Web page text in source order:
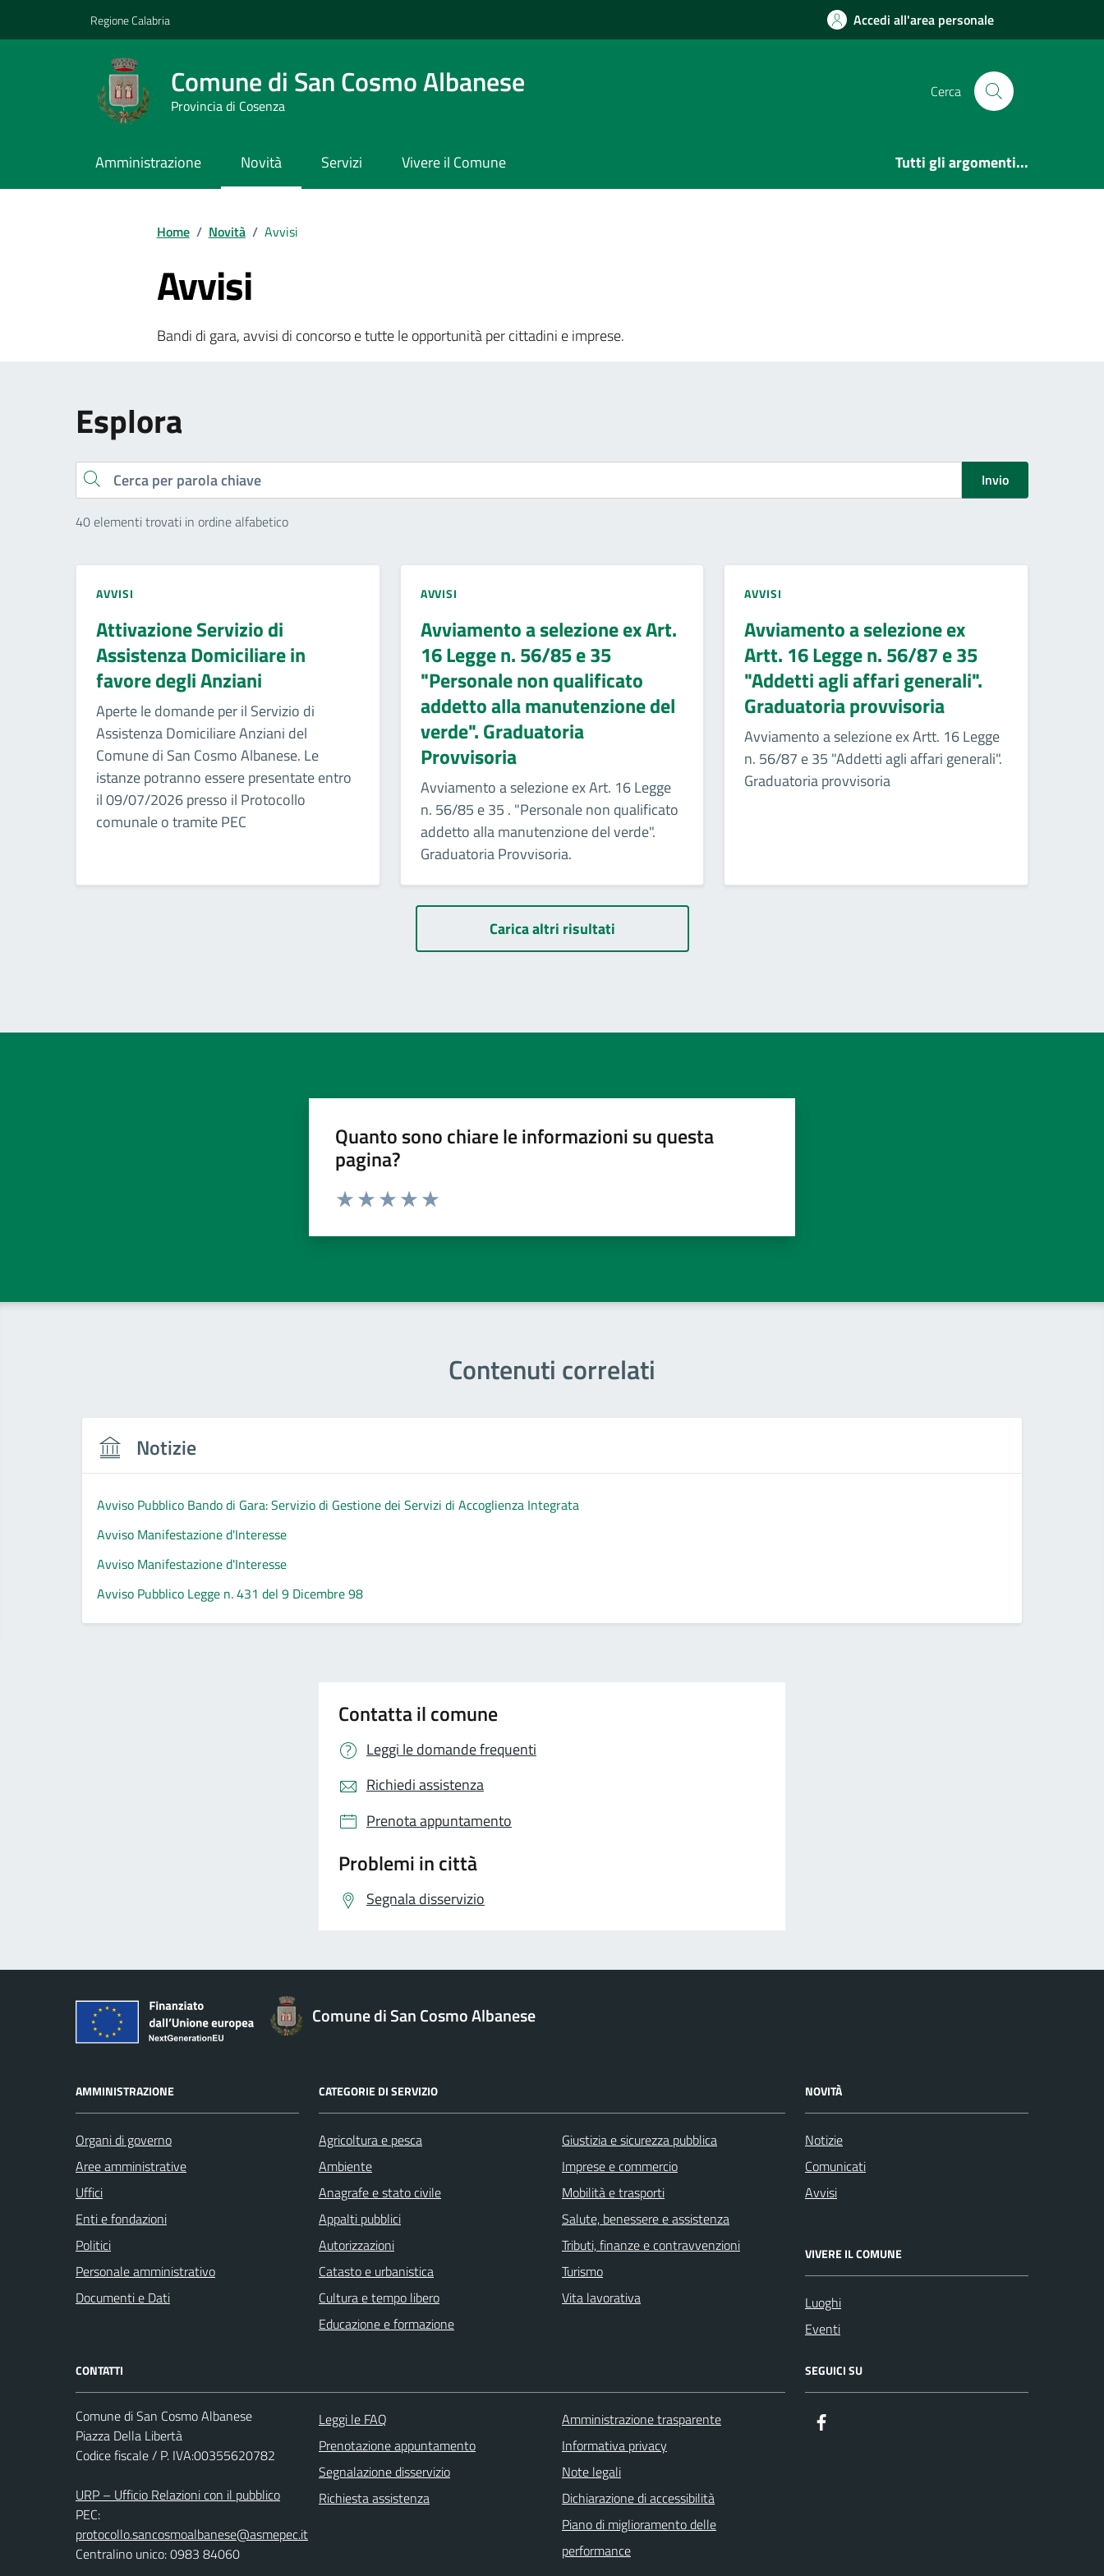
Regione Calabria Accedi all'area personale
Comune di San Cosmo Albanese
Provincia di Cosenza
Cerca
Amministrazione Novità Servizi Vivere il Comune Tutti gli argomenti...
Home / Novità / Avvisi
Avvisi
Bandi di gara, avvisi di concorso e tutte le opportunità per cittadini e imprese.
Esplora
Cerca Invio
40 elementi trovati in ordine alfabetico
AVVISI
Attivazione Servizio di
Assistenza Domiciliare in
favore degli Anziani
Aperte le domande per il Servizio di
Assistenza Domiciliare Anziani del
Comune di San Cosmo Albanese. Le
istanze potranno essere presentate entro
il 09/07/2026 presso il Protocollo
comunale o tramite PEC
AVVISI
Avviamento a selezione ex Art.
16 Legge n. 56/85 e 35
"Personale non qualificato
addetto alla manutenzione del
verde". Graduatoria
Provvisoria
Avviamento a selezione ex Art. 16 Legge
n. 56/85 e 35 . "Personale non qualificato
addetto alla manutenzione del verde".
Graduatoria Provvisoria.
AVVISI
Avviamento a selezione ex
Artt. 16 Legge n. 56/87 e 35
"Addetti agli affari generali".
Graduatoria provvisoria
Avviamento a selezione ex Artt. 16 Legge
n. 56/87 e 35 "Addetti agli affari generali".
Graduatoria provvisoria
Carica altri risultati
Quanto sono chiare le informazioni su questa
pagina?
Contenuti correlati
Notizie
Avviso Pubblico Bando di Gara: Servizio di Gestione dei Servizi di Accoglienza Integrata
Avviso Manifestazione d'Interesse
Avviso Manifestazione d'Interesse
Avviso Pubblico Legge n. 431 del 9 Dicembre 98
Contatta il comune
Leggi le domande frequenti
Richiedi assistenza
Prenota appuntamento
Problemi in città
Segnala disservizio
Comune di San Cosmo Albanese
AMMINISTRAZIONE
Organi di governo
Aree amministrative
Uffici
Enti e fondazioni
Politici
Personale amministrativo
Documenti e Dati
CATEGORIE DI SERVIZIO
Agricoltura e pesca
Ambiente
Anagrafe e stato civile
Appalti pubblici
Autorizzazioni
Catasto e urbanistica
Cultura e tempo libero
Educazione e formazione
Giustizia e sicurezza pubblica
Imprese e commercio
Mobilità e trasporti
Salute, benessere e assistenza
Tributi, finanze e contravvenzioni
Turismo
Vita lavorativa
NOVITÀ
Notizie
Comunicati
Avvisi
VIVERE IL COMUNE
Luoghi
Eventi
CONTATTI
Comune di San Cosmo Albanese
Piazza Della Libertà
Codice fiscale / P. IVA:00355620782
URP – Ufficio Relazioni con il pubblico
PEC:
protocollo.sancosmoalbanese@asmepec.it
Centralino unico: 0983 84060
Leggi le FAQ
Prenotazione appuntamento
Segnalazione disservizio
Richiesta assistenza
Amministrazione trasparente
Informativa privacy
Note legali
Dichiarazione di accessibilità
Piano di miglioramento delle
performance
SEGUICI SU